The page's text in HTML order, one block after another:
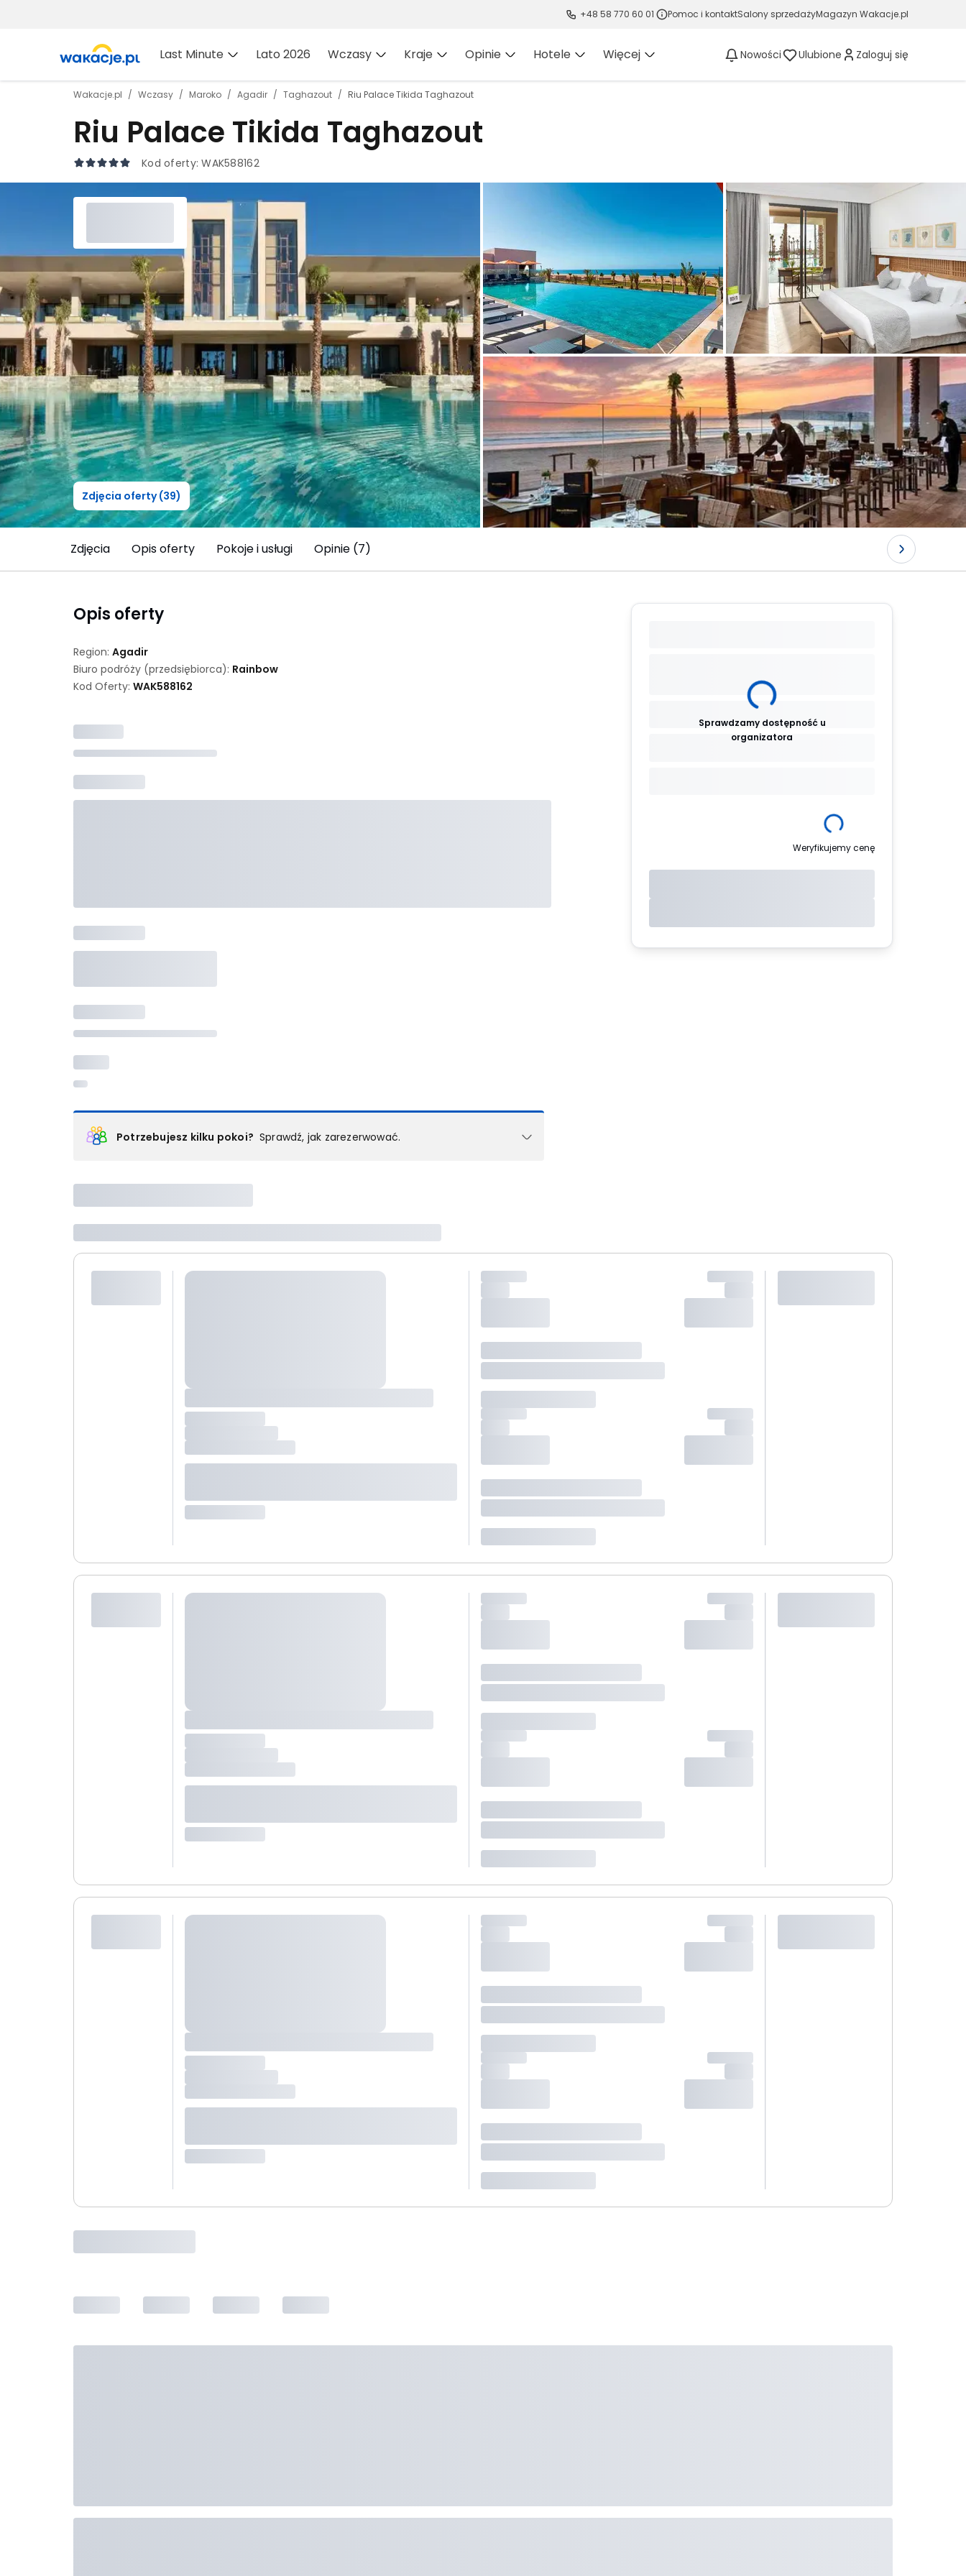
+48 58 770 60 01 Pomoc i kontaktSalony sprzedażyMagazyn Wakacje.pl
Last Minute Lato 2026 Wczasy Kraje Opinie Hotele Więcej Nowości Ulubione Zaloguj się
Wakacje.pl Wczasy Maroko Agadir Taghazout Riu Palace Tikida Taghazout
Riu Palace Tikida Taghazout
Kod oferty:WAK588162
Zdjęcia oferty (39)
Zdjęcia Opis oferty Pokoje i usługi Opinie (7)
Opis oferty
Region: Agadir
Biuro podróży (przedsiębiorca): Rainbow
Kod Oferty: WAK588162
Potrzebujesz kilku pokoi? Sprawdź, jak zarezerwować.
Wybierz jedną z ofert z listy i zarezerwuj ją. Zrób oddzielne rezerwacje dla każdego kolejnego pokoju
lubskontaktuj się z nami,by złożyć zamówienie u naszego doradcy.
Maksymalna liczba uczestników
Jeśli nie możesz dodać kolejnych osób, osiągnąłeś(-aś) maksymalny limit dla 1 pokoju.
Sprawdzamy dostępność u
organizatora
Weryfikujemy cenę